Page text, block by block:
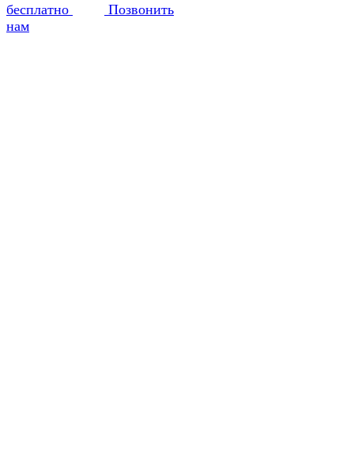
бесплатно
Позвонить
нам